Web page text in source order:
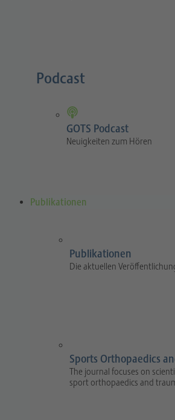
Podcast
GOTS Podcast
Neuigkeiten zum Hören
Publikationen
Publikationen
Die aktuellen
Sports Orthopaedics
The journal focuses on
sport orthopaedics and